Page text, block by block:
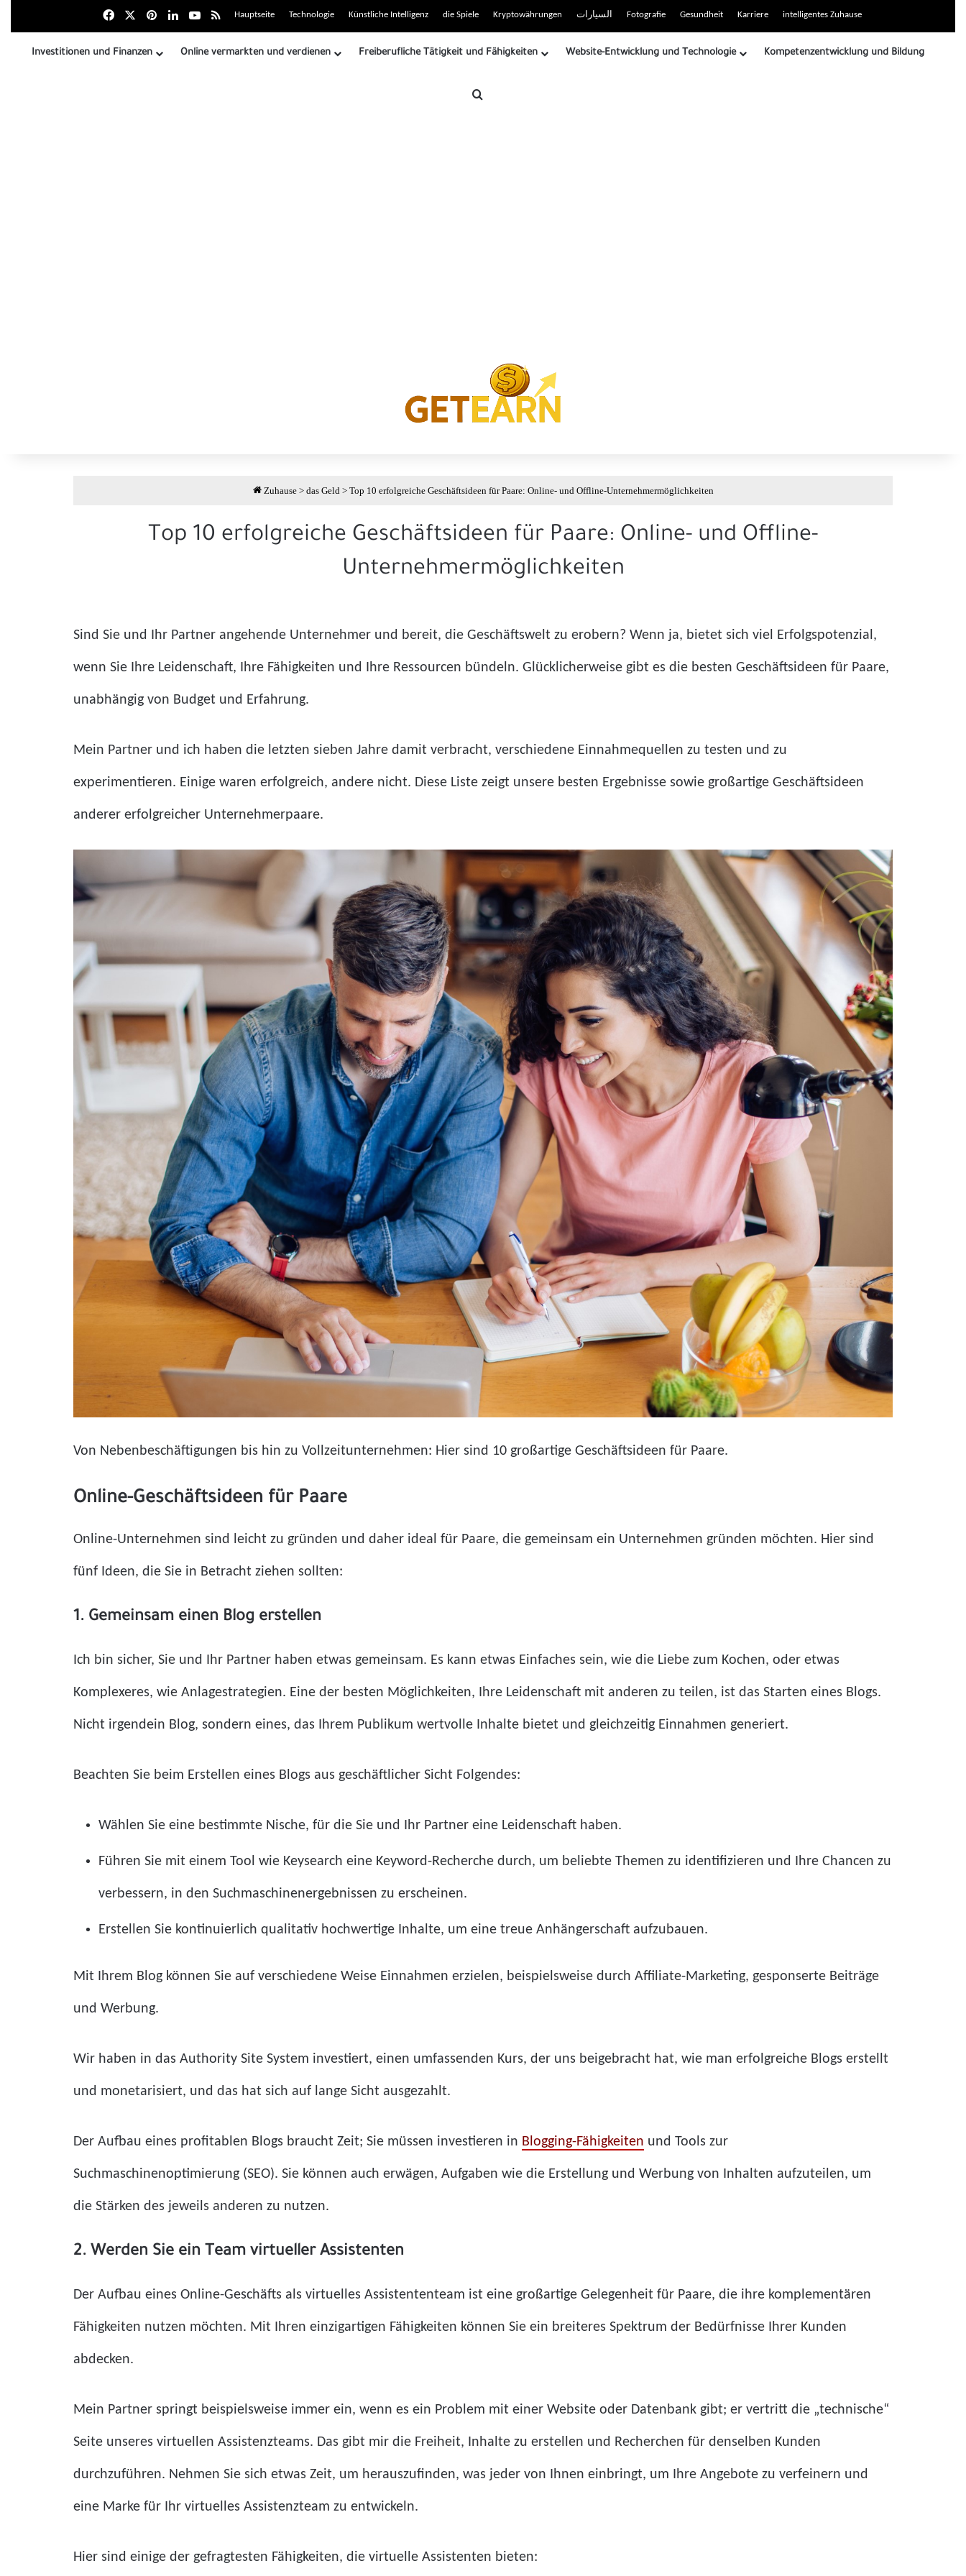
Facebookبينتيريست
LinkedInYoutubeZusammenfassung der RSS-Site
Hauptseite Technologie Künstliche Intelligenz die Spiele Kryptowährungen السيارات Fotografie Gesundheit Karriere intelligentes Zuhause
Investitionen und Finanzen Online vermarkten und verdienen Freiberufliche Tätigkeit und Fähigkeiten Website-Entwicklung und Technologie Kompetenzentwicklung und Bildung
Zuhause > das Geld > Top 10 erfolgreiche Geschäftsideen für Paare: Online- und Offline-Unternehmermöglichkeiten
Top 10 erfolgreiche Geschäftsideen für Paare: Online- und Offline-
Unternehmermöglichkeiten
Sind Sie und Ihr Partner angehende Unternehmer und bereit, die Geschäftswelt zu erobern? Wenn ja, bietet sich viel Erfolgspotenzial,
wenn Sie Ihre Leidenschaft, Ihre Fähigkeiten und Ihre Ressourcen bündeln. Glücklicherweise gibt es die besten Geschäftsideen für Paare,
unabhängig von Budget und Erfahrung.
Mein Partner und ich haben die letzten sieben Jahre damit verbracht, verschiedene Einnahmequellen zu testen und zu
experimentieren. Einige waren erfolgreich, andere nicht. Diese Liste zeigt unsere besten Ergebnisse sowie großartige Geschäftsideen
anderer erfolgreicher Unternehmerpaare.
Von Nebenbeschäftigungen bis hin zu Vollzeitunternehmen: Hier sind 10 großartige Geschäftsideen für Paare.
Online-Geschäftsideen für Paare
Online-Unternehmen sind leicht zu gründen und daher ideal für Paare, die gemeinsam ein Unternehmen gründen möchten. Hier sind
fünf Ideen, die Sie in Betracht ziehen sollten:
1. Gemeinsam einen Blog erstellen
Ich bin sicher, Sie und Ihr Partner haben etwas gemeinsam. Es kann etwas Einfaches sein, wie die Liebe zum Kochen, oder etwas
Komplexeres, wie Anlagestrategien. Eine der besten Möglichkeiten, Ihre Leidenschaft mit anderen zu teilen, ist das Starten eines Blogs.
Nicht irgendein Blog, sondern eines, das Ihrem Publikum wertvolle Inhalte bietet und gleichzeitig Einnahmen generiert.
Beachten Sie beim Erstellen eines Blogs aus geschäftlicher Sicht Folgendes:
Wählen Sie eine bestimmte Nische, für die Sie und Ihr Partner eine Leidenschaft haben.
Führen Sie mit einem Tool wie Keysearch eine Keyword-Recherche durch, um beliebte Themen zu identifizieren und Ihre Chancen zu
verbessern, in den Suchmaschinenergebnissen zu erscheinen.
Erstellen Sie kontinuierlich qualitativ hochwertige Inhalte, um eine treue Anhängerschaft aufzubauen.
Mit Ihrem Blog können Sie auf verschiedene Weise Einnahmen erzielen, beispielsweise durch Affiliate-Marketing, gesponserte Beiträge
und Werbung.
Wir haben in das Authority Site System investiert, einen umfassenden Kurs, der uns beigebracht hat, wie man erfolgreiche Blogs erstellt
und monetarisiert, und das hat sich auf lange Sicht ausgezahlt.
Der Aufbau eines profitablen Blogs braucht Zeit; Sie müssen investieren in Blogging-Fähigkeiten und Tools zur
Suchmaschinenoptimierung (SEO). Sie können auch erwägen, Aufgaben wie die Erstellung und Werbung von Inhalten aufzuteilen, um
die Stärken des jeweils anderen zu nutzen.
2. Werden Sie ein Team virtueller Assistenten
Der Aufbau eines Online-Geschäfts als virtuelles Assistententeam ist eine großartige Gelegenheit für Paare, die ihre komplementären
Fähigkeiten nutzen möchten. Mit Ihren einzigartigen Fähigkeiten können Sie ein breiteres Spektrum der Bedürfnisse Ihrer Kunden
abdecken.
Mein Partner springt beispielsweise immer ein, wenn es ein Problem mit einer Website oder Datenbank gibt; er vertritt die „technische“
Seite unseres virtuellen Assistenzteams. Das gibt mir die Freiheit, Inhalte zu erstellen und Recherchen für denselben Kunden
durchzuführen. Nehmen Sie sich etwas Zeit, um herauszufinden, was jeder von Ihnen einbringt, um Ihre Angebote zu verfeinern und
eine Marke für Ihr virtuelles Assistenzteam zu entwickeln.
Hier sind einige der gefragtesten Fähigkeiten, die virtuelle Assistenten bieten: